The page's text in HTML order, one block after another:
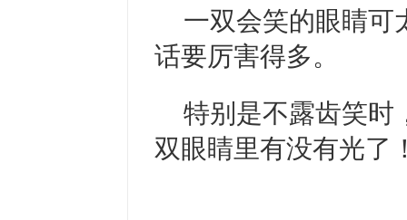
一双会笑的眼睛可
话要厉害得多。
特别是不露齿笑时
双眼睛里有没有光了